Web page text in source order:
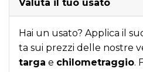
Valuta il tuo usato
Hai un usato? Applica il
ta sui prezzi delle nostre
targa e chilometraggio.